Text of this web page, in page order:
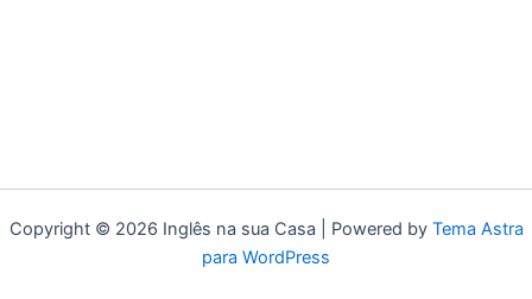
Copyright © 2026 Inglês na sua Casa | Powered by Tema Astra
para WordPress